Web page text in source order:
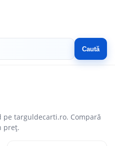
Caută
targuldecarti.ro. Compară
preț.